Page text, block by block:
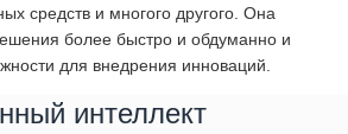
средств и многого другого. Она
более быстро и обдуманно и
для внедрения инноваций.
интеллект